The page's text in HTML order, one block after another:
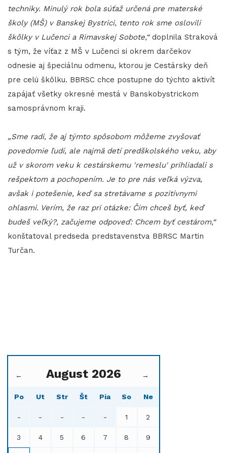
techniky. Minulý rok bola súťaž určená pre materské
školy (MŠ) v Banskej Bystrici, tento rok sme oslovili
škôlky v Lučenci a Rimavskej Sobote,“ doplnila Straková
s tým, že víťaz z MŠ v Lučenci si okrem darčekov
odnesie aj špeciálnu odmenu, ktorou je Cestársky deň
pre celú škôlku. BBRSC chce postupne do týchto aktivít
zapájať všetky okresné mestá v Banskobystrickom
samosprávnom kraji.
„Sme radi, že aj týmto spôsobom môžeme zvyšovať
povedomie ľudí, ale najmä detí predškolského veku, aby
už v skorom veku k cestárskemu 'remeslu' prihliadali s
rešpektom a pochopením. Je to pre nás veľká výzva,
avšak i potešenie, keď sa stretávame s pozitívnymi
ohlasmi. Verím, že raz pri otázke: Čím chceš byť, keď
budeš veľký?, začujeme odpoveď: Chcem byť cestárom,“
konštatoval predseda predstavenstva BBRSC Martin
Turčan.
← August 2026 →
Po Ut Str Št Pia So Ne
- - - - - 1 2
3 4 5 6 7 8 9